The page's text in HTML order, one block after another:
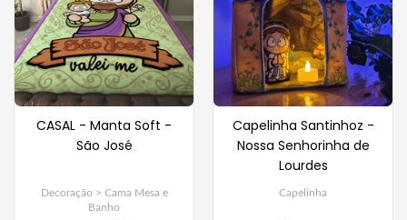
CASAL - Manta Soft -
São José
Decoração > Cama Mesa e
Banho
Capelinha Santinhoz -
Nossa Senhorinha de
Lourdes
Capelinha